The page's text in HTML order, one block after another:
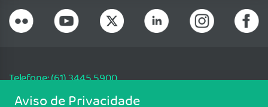
Telefone: (61) 3445 5900
Email: cfm@portalmedico.org.br
Aviso de Privacidade